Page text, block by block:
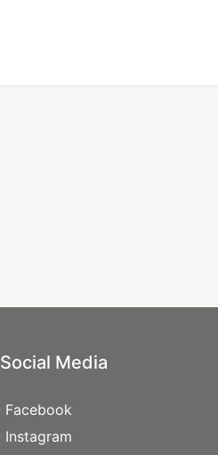
Social Media
Facebook
Instagram